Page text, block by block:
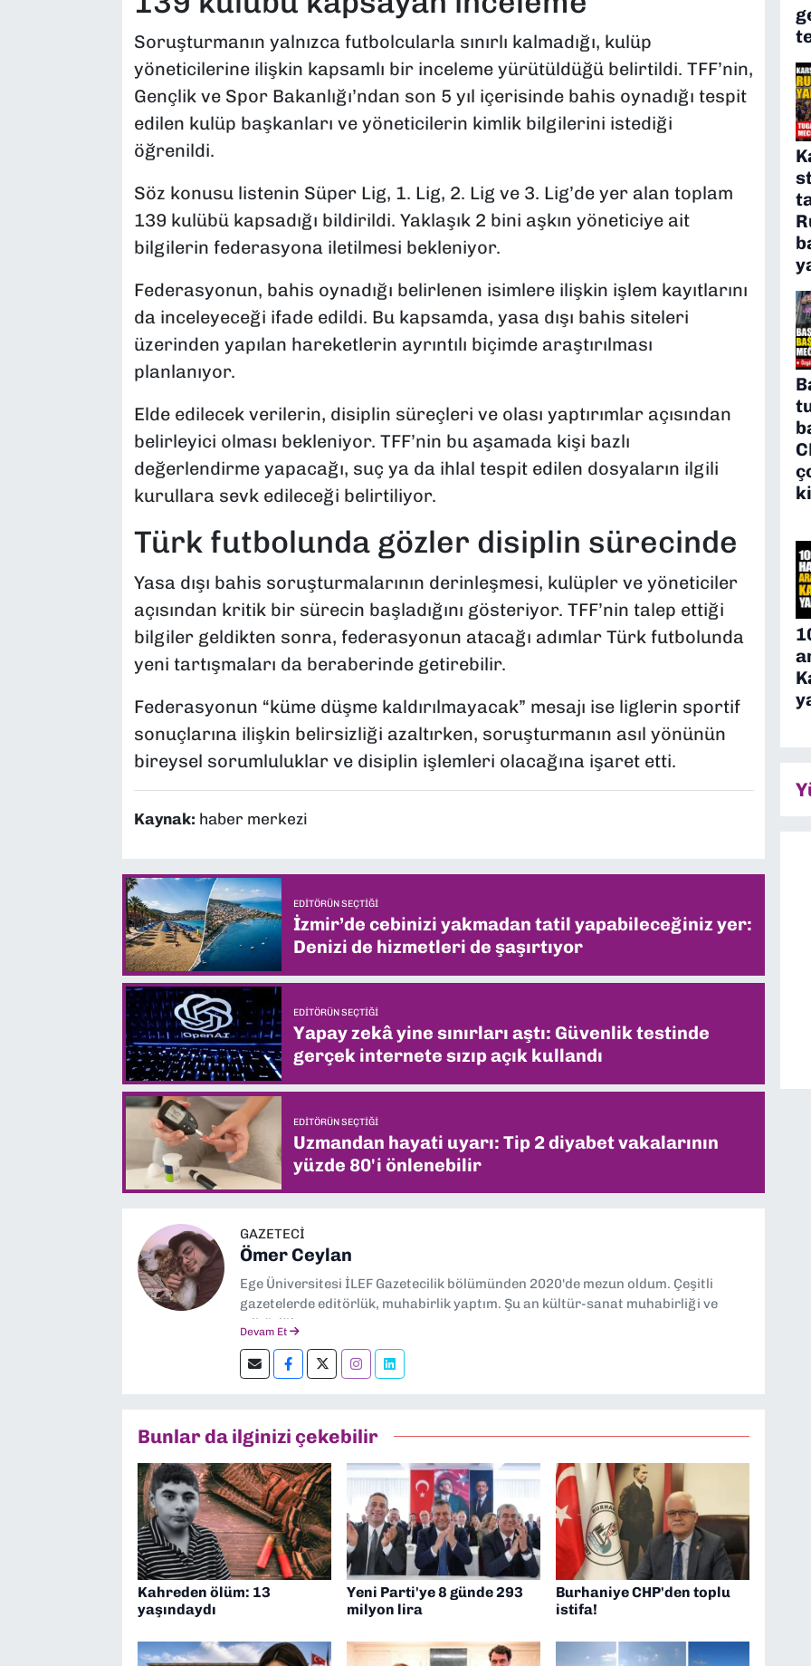
Soruşturmanın yalnızca futbolcularla sınırlı kalmadığı, kulüp
yöneticilerine ilişkin kapsamlı bir inceleme yürütüldüğü belirtildi. TFF’nin,
Gençlik ve Spor Bakanlığı’ndan son 5 yıl içerisinde bahis oynadığı tespit
edilen kulüp başkanları ve yöneticilerin kimlik bilgilerini istediği
öğrenildi.
Söz konusu listenin Süper Lig, 1. Lig, 2. Lig ve 3. Lig’de yer alan toplam
139 kulübü kapsadığı bildirildi. Yaklaşık 2 bini aşkın yöneticiye ait
bilgilerin federasyona iletilmesi bekleniyor.
Federasyonun, bahis oynadığı belirlenen isimlere ilişkin işlem kayıtlarını
da inceleyeceği ifade edildi. Bu kapsamda, yasa dışı bahis siteleri
üzerinden yapılan hareketlerin ayrıntılı biçimde araştırılması
planlanıyor.
Elde edilecek verilerin, disiplin süreçleri ve olası yaptırımlar açısından
belirleyici olması bekleniyor. TFF’nin bu aşamada kişi bazlı
değerlendirme yapacağı, suç ya da ihlal tespit edilen dosyaların ilgili
kurullara sevk edileceği belirtiliyor.
Türk futbolunda gözler disiplin sürecinde
Yasa dışı bahis soruşturmalarının derinleşmesi, kulüpler ve yöneticiler
açısından kritik bir sürecin başladığını gösteriyor. TFF’nin talep ettiği
bilgiler geldikten sonra, federasyonun atacağı adımlar Türk futbolunda
yeni tartışmaları da beraberinde getirebilir.
Federasyonun “küme düşme kaldırılmayacak” mesajı ise liglerin sportif
sonuçlarına ilişkin belirsizliği azaltırken, soruşturmanın asıl yönünün
bireysel sorumluluklar ve disiplin işlemleri olacağına işaret etti.
Kaynak: haber merkezi
EDITÖRÜN SEÇTIĞI
İzmir’de cebinizi yakmadan tatil yapabileceğiniz yer:
Denizi de hizmetleri de şaşırtıyor
EDITÖRÜN SEÇTIĞI
Yapay zekâ yine sınırları aştı: Güvenlik testinde
gerçek internete sızıp açık kullandı
EDITÖRÜN SEÇTIĞI
Uzmandan hayati uyarı: Tip 2 diyabet vakalarının
yüzde 80'i önlenebilir
GAZETECİ
Ömer Ceylan
Ege Üniversitesi İLEF Gazetecilik bölümünden 2020'de mezun oldum. Çeşitli
gazetelerde editörlük, muhabirlik yaptım. Şu an kültür-sanat muhabirliği ve
editörlük yapıyorum.
Devam Et
Bunlar da ilginizi çekebilir
Kahreden ölüm: 13
yaşındaydı
Yeni Parti'ye 8 günde 293
milyon lira
Burhaniye CHP'den toplu
istifa!